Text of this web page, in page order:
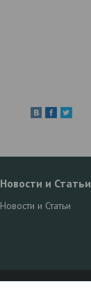
Новости и Статьи
Новости и Статьи